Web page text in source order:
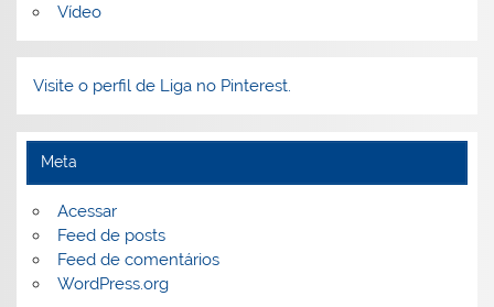
Vídeo
Visite o perfil de Liga no Pinterest.
Meta
Acessar
Feed de posts
Feed de comentários
WordPress.org